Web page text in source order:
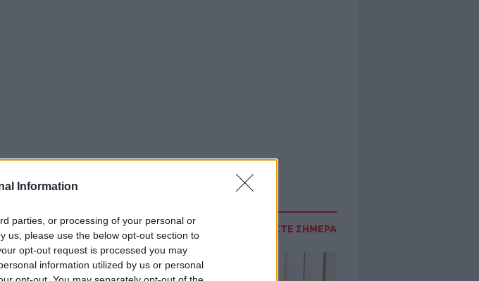
Information
parties, or processing of your personal or
us, please use the below opt-out section to
opt-out request is processed you may
information utilized by us or personal
ΔΙΑΒΑΣΤΕ ΣΗΜΕΡΑ
να
Μέσι.
της AFA,
συρρεύσει